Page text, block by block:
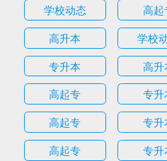
学校动态
高起
高升本
学校
专升本
高升
高起专
专升
高起专
专升
高起专
专升